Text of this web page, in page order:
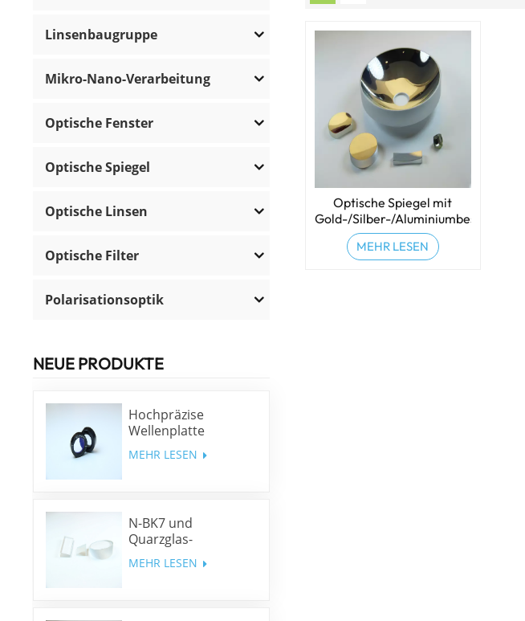
Linsenbaugruppe
Mikro-Nano-Verarbeitung
Optische Fenster
Optische Spiegel
Optische Linsen
Optische Filter
Polarisationsoptik
NEUE PRODUKTE
Hochpräzise
Wellenplatte
niedriger Ordnung
MEHR LESEN
N-BK7 und
Quarzglas-
Keilprismen und
Keilfenster
MEHR LESEN
Optische Spiegel mit
Gold-/Silber-/Aluminiumbeschichtung
MEHR LESEN